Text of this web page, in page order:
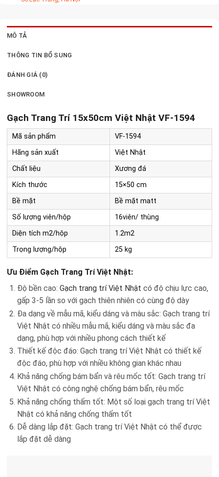
MÔ TẢ
THÔNG TIN BỔ SUNG
ĐÁNH GIÁ (0)
SHOWROOM
Gạch Trang Trí 15x50cm Việt Nhật VF-1594
Mã sản phẩm
VF-1594
Hãng sản xuất
Việt Nhật
Chất liệu
Xương đá
Kích thước
15×50 cm
Bề mặt
Bề mặt matt
Số lượng viên/hộp
16viên/ thùng
Diện tích m2/hộp
1.2m2
Trọng lượng/hộp
25 kg
Ưu Điểm Gạch Trang Trí Việt Nhật:
Độ bền cao: Gạch trang trí Việt Nhật có độ chịu lực cao,
gấp 3-5 lần so với gạch thiên nhiên có cùng độ dày
Đa dạng về mẫu mã, kiểu dáng và màu sắc: Gạch trang trí
Việt Nhật có nhiều mẫu mã, kiểu dáng và màu sắc đa
dạng, phù hợp với nhiều phong cách thiết kế
Thiết kế độc đáo: Gạch trang trí Việt Nhật có thiết kế
độc đáo, phù hợp với nhiều không gian khác nhau
Khả năng chống bám bẩn và rêu mốc tốt: Gạch trang trí
Việt Nhật có công nghệ chống bám bẩn, rêu mốc
Khả năng chống thấm tốt: Một số loại gạch trang trí Việt
Nhật có khả năng chống thấm tốt
Dễ dàng lắp đặt: Gạch trang trí Việt Nhật có thể được
lắp đặt dễ dàng